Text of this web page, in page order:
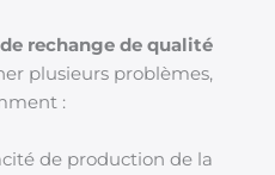
rechange de qualité
plusieurs problèmes,
:
de production de la